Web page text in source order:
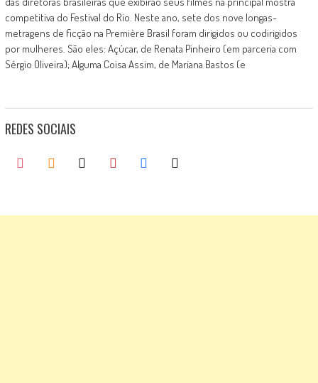
competitiva do Festival do Rio. Neste ano, sete dos nove longas-
metragens de ficção na Première Brasil foram dirigidos ou codirigidos
por mulheres. São eles: Açúcar, de Renata Pinheiro (em parceria com
Sérgio Oliveira); Alguma Coisa Assim, de Mariana Bastos (e
REDES SOCIAIS